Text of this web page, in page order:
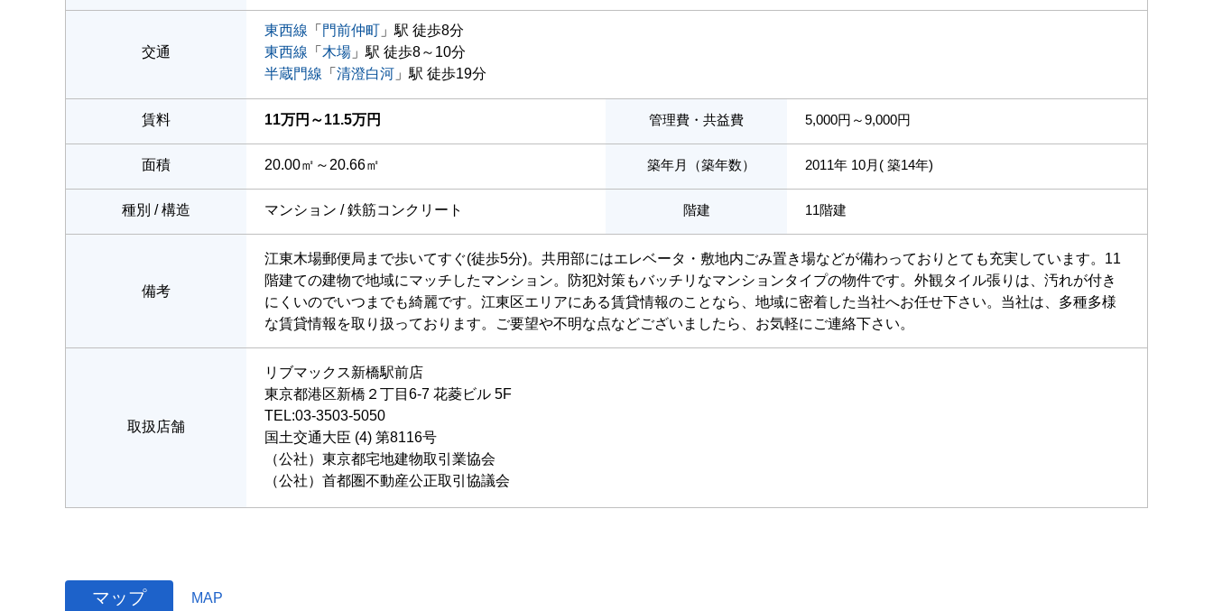
交通
東西線 「 門前仲町 」駅 徒歩8分
東西線 「 木場 」駅 徒歩8～10分
半蔵門線 「 清澄白河 」駅 徒歩19分
賃料 11万円～11.5万円 管理費・共益費 5,000円～9,000円
面積 20.00㎡～20.66㎡ 築年月（築年数） 2011年 10月( 築14年)
種別 / 構造 マンション / 鉄筋コンクリート 階建 11階建
備考
江東木場郵便局まで歩いてすぐ(徒歩5分)。共用部にはエレベータ・敷地内ごみ置き場などが備わっておりとても充実しています。11
階建ての建物で地域にマッチしたマンション。防犯対策もバッチリなマンションタイプの物件です。外観タイル張りは、汚れが付き
にくいのでいつまでも綺麗です。江東区エリアにある賃貸情報のことなら、地域に密着した当社へお任せ下さい。当社は、多種多様
な賃貸情報を取り扱っております。ご要望や不明な点などございましたら、お気軽にご連絡下さい。
取扱店舗
リブマックス新橋駅前店
東京都港区新橋２丁目6-7 花菱ビル 5F
TEL:03-3503-5050
国土交通大臣 (4) 第8116号
（公社）東京都宅地建物取引業協会
（公社）首都圏不動産公正取引協議会
マップ MAP